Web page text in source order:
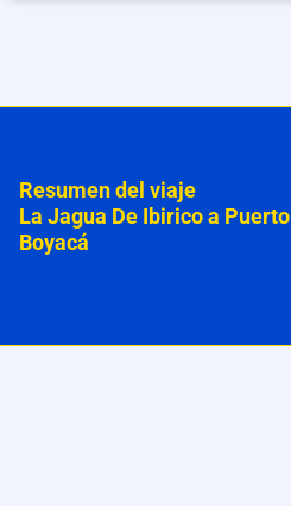
Resumen del viaje
La Jagua De Ibirico a Puerto
Boyacá